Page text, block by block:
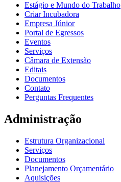
Estágio e Mundo do Trabalho
Criar Incubadora
Empresa Júnior
Portal de Egressos
Eventos
Serviços
Câmara de Extensão
Editais
Documentos
Contato
Perguntas Frequentes
Administração
Estrutura Organizacional
Serviços
Documentos
Planejamento Orçamentário
Aquisições